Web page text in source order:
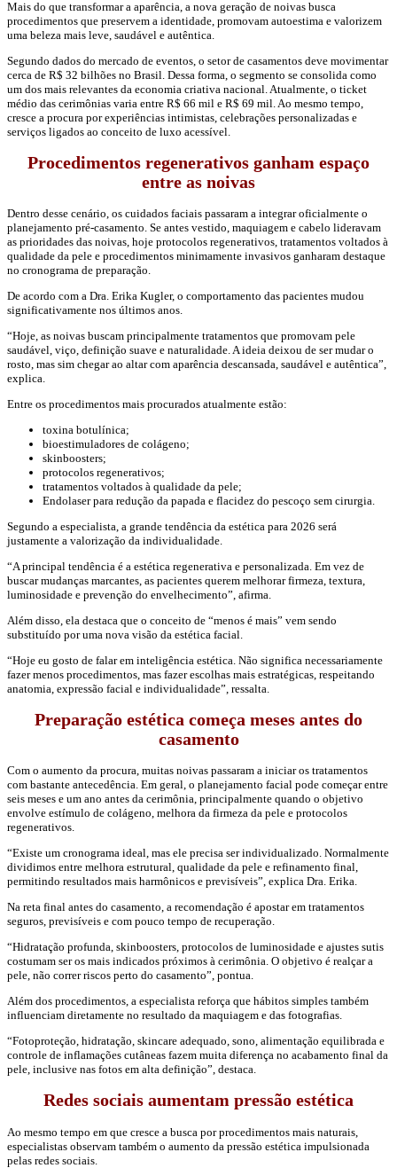
Mais do que transformar a aparência, a nova geração de noivas busca
procedimentos que preservem a identidade, promovam autoestima e valorizem
uma beleza mais leve, saudável e autêntica.
Segundo dados do mercado de eventos, o setor de casamentos deve movimentar
cerca de R$ 32 bilhões no Brasil. Dessa forma, o segmento se consolida como
um dos mais relevantes da economia criativa nacional. Atualmente, o ticket
médio das cerimônias varia entre R$ 66 mil e R$ 69 mil. Ao mesmo tempo,
cresce a procura por experiências intimistas, celebrações personalizadas e
serviços ligados ao conceito de luxo acessível.
Procedimentos regenerativos ganham espaço
entre as noivas
Dentro desse cenário, os cuidados faciais passaram a integrar oficialmente o
planejamento pré-casamento. Se antes vestido, maquiagem e cabelo lideravam
as prioridades das noivas, hoje protocolos regenerativos, tratamentos voltados à
qualidade da pele e procedimentos minimamente invasivos ganharam destaque
no cronograma de preparação.
De acordo com a Dra. Erika Kugler, o comportamento das pacientes mudou
significativamente nos últimos anos.
“Hoje, as noivas buscam principalmente tratamentos que promovam pele
saudável, viço, definição suave e naturalidade. A ideia deixou de ser mudar o
rosto, mas sim chegar ao altar com aparência descansada, saudável e autêntica”,
explica.
Entre os procedimentos mais procurados atualmente estão:
toxina botulínica;
bioestimuladores de colágeno;
skinboosters;
protocolos regenerativos;
tratamentos voltados à qualidade da pele;
Endolaser para redução da papada e flacidez do pescoço sem cirurgia.
Segundo a especialista, a grande tendência da estética para 2026 será
justamente a valorização da individualidade.
“A principal tendência é a estética regenerativa e personalizada. Em vez de
buscar mudanças marcantes, as pacientes querem melhorar firmeza, textura,
luminosidade e prevenção do envelhecimento”, afirma.
Além disso, ela destaca que o conceito de “menos é mais” vem sendo
substituído por uma nova visão da estética facial.
“Hoje eu gosto de falar em inteligência estética. Não significa necessariamente
fazer menos procedimentos, mas fazer escolhas mais estratégicas, respeitando
anatomia, expressão facial e individualidade”, ressalta.
Preparação estética começa meses antes do
casamento
Com o aumento da procura, muitas noivas passaram a iniciar os tratamentos
com bastante antecedência. Em geral, o planejamento facial pode começar entre
seis meses e um ano antes da cerimônia, principalmente quando o objetivo
envolve estímulo de colágeno, melhora da firmeza da pele e protocolos
regenerativos.
“Existe um cronograma ideal, mas ele precisa ser individualizado. Normalmente
dividimos entre melhora estrutural, qualidade da pele e refinamento final,
permitindo resultados mais harmônicos e previsíveis”, explica Dra. Erika.
Na reta final antes do casamento, a recomendação é apostar em tratamentos
seguros, previsíveis e com pouco tempo de recuperação.
“Hidratação profunda, skinboosters, protocolos de luminosidade e ajustes sutis
costumam ser os mais indicados próximos à cerimônia. O objetivo é realçar a
pele, não correr riscos perto do casamento”, pontua.
Além dos procedimentos, a especialista reforça que hábitos simples também
influenciam diretamente no resultado da maquiagem e das fotografias.
“Fotoproteção, hidratação, skincare adequado, sono, alimentação equilibrada e
controle de inflamações cutâneas fazem muita diferença no acabamento final da
pele, inclusive nas fotos em alta definição”, destaca.
Redes sociais aumentam pressão estética
Ao mesmo tempo em que cresce a busca por procedimentos mais naturais,
especialistas observam também o aumento da pressão estética impulsionada
pelas redes sociais.